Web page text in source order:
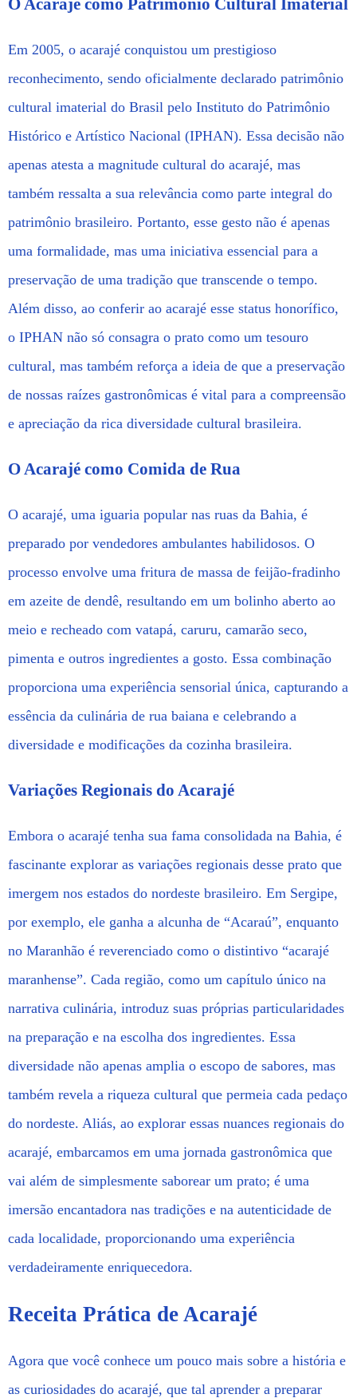
O Acarajé como Patrimônio Cultural Imaterial
Em 2005, o acarajé conquistou um prestigioso
reconhecimento, sendo oficialmente declarado patrimônio
cultural imaterial do Brasil pelo Instituto do Patrimônio
Histórico e Artístico Nacional (IPHAN). Essa decisão não
apenas atesta a magnitude cultural do acarajé, mas
também ressalta a sua relevância como parte integral do
patrimônio brasileiro. Portanto, esse gesto não é apenas
uma formalidade, mas uma iniciativa essencial para a
preservação de uma tradição que transcende o tempo.
Além disso, ao conferir ao acarajé esse status honorífico,
o IPHAN não só consagra o prato como um tesouro
cultural, mas também reforça a ideia de que a preservação
de nossas raízes gastronômicas é vital para a compreensão
e apreciação da rica diversidade cultural brasileira.
O Acarajé como Comida de Rua
O acarajé, uma iguaria popular nas ruas da Bahia, é
preparado por vendedores ambulantes habilidosos. O
processo envolve uma fritura de massa de feijão-fradinho
em azeite de dendê, resultando em um bolinho aberto ao
meio e recheado com vatapá, caruru, camarão seco,
pimenta e outros ingredientes a gosto. Essa combinação
proporciona uma experiência sensorial única, capturando a
essência da culinária de rua baiana e celebrando a
diversidade e modificações da cozinha brasileira.
Variações Regionais do Acarajé
Embora o acarajé tenha sua fama consolidada na Bahia, é
fascinante explorar as variações regionais desse prato que
imergem nos estados do nordeste brasileiro. Em Sergipe,
por exemplo, ele ganha a alcunha de “Acaraú”, enquanto
no Maranhão é reverenciado como o distintivo “acarajé
maranhense”. Cada região, como um capítulo único na
narrativa culinária, introduz suas próprias particularidades
na preparação e na escolha dos ingredientes. Essa
diversidade não apenas amplia o escopo de sabores, mas
também revela a riqueza cultural que permeia cada pedaço
do nordeste. Aliás, ao explorar essas nuances regionais do
acarajé, embarcamos em uma jornada gastronômica que
vai além de simplesmente saborear um prato; é uma
imersão encantadora nas tradições e na autenticidade de
cada localidade, proporcionando uma experiência
verdadeiramente enriquecedora.
Receita Prática de Acarajé
Agora que você conhece um pouco mais sobre a história e
as curiosidades do acarajé, que tal aprender a preparar